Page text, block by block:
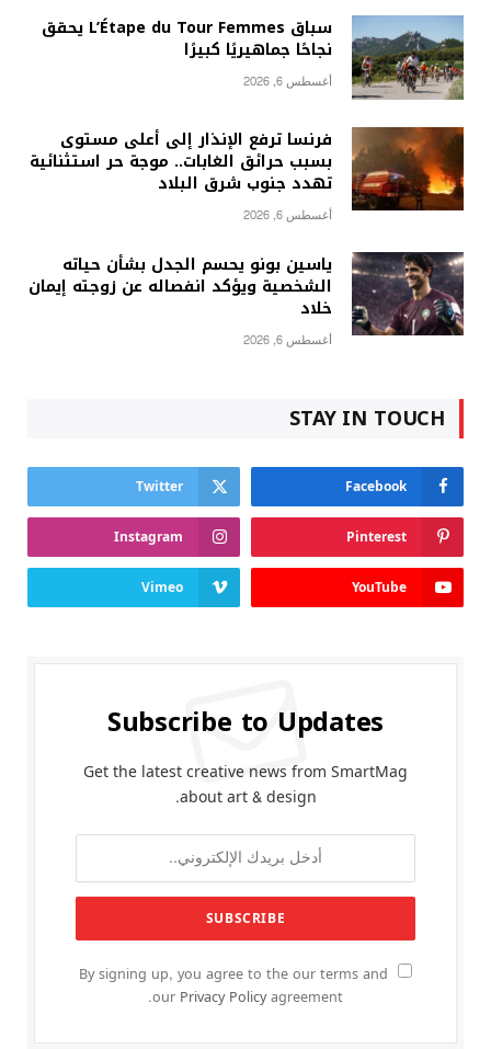
سباق L’Étape du Tour Femmes يحقق
نجاحًا جماهيريًا كبيرًا
أغسطس 6, 2026
فرنسا ترفع الإنذار إلى أعلى مستوى
بسبب حرائق الغابات.. موجة حر استثنائية
تهدد جنوب شرق البلاد
أغسطس 6, 2026
ياسين بونو يحسم الجدل بشأن حياته
الشخصية ويؤكد انفصاله عن زوجته إيمان
خلاد
أغسطس 6, 2026
STAY IN TOUCH
Facebook
Twitter
Pinterest
Instagram
YouTube
Vimeo
Subscribe to Updates
Get the latest creative news from SmartMag
about art & design.
By signing up, you agree to the our terms and
our Privacy Policyagreement.